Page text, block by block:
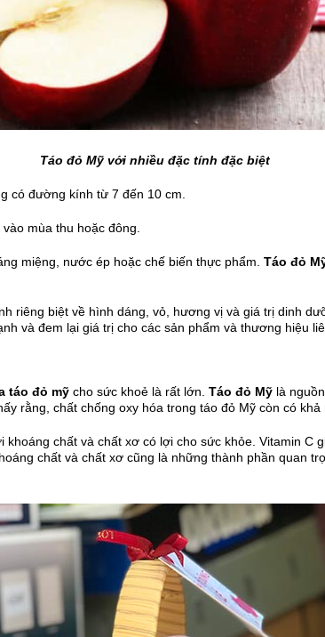
Táo đỏ Mỹ với nhiều đặc tính đặc biệt
có đường kính từ 7 đến 10 cm.
mùa thu hoặc đông.
miệng, nước ép hoặc chế biến thực phẩm. Táo đỏ
riêng biệt về hình dáng, vỏ, hương vị và giá trị dinh
và đem lại giá trị cho các sản phẩm và thương hiệu
táo đỏ mỹ cho sức khoẻ là rất lớn. Táo đỏ Mỹ là
rằng, chất chống oxy hóa trong táo đỏ Mỹ còn có
chất và chất xơ có lợi cho sức khỏe. Vitamin C
chất và chất xơ cũng là những thành phần quan